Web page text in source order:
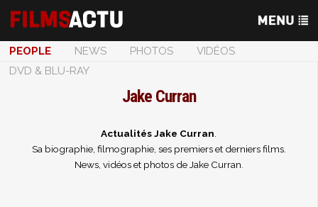
PEOPLE NEWS PHOTOS
VIDÉOS
DVD & BLU-RAY
Jake Curran
Actualités Jake Curran
Sa biographie, filmographie, ses premiers et derniers films.
News, vidéos et photos de Jake Curran.